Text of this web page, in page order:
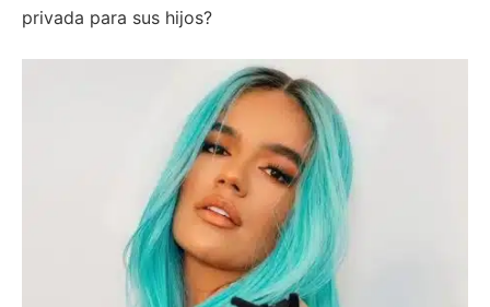
privada para sus hijos?